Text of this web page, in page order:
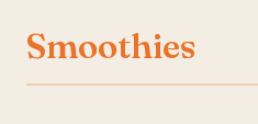
Smoothies